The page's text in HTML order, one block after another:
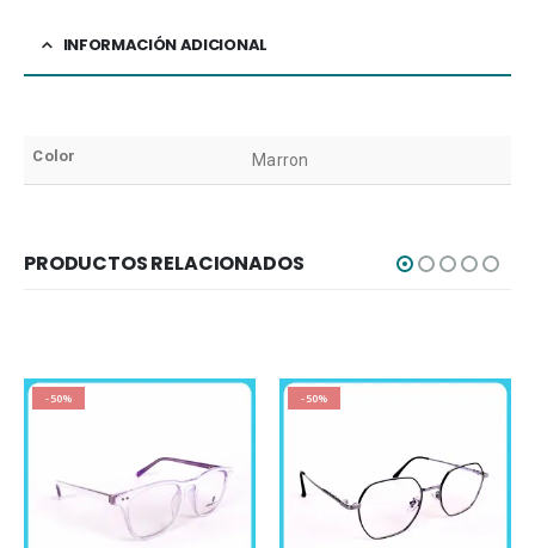
INFORMACIÓN ADICIONAL
Color Marron
PRODUCTOS RELACIONADOS
-50% -50%